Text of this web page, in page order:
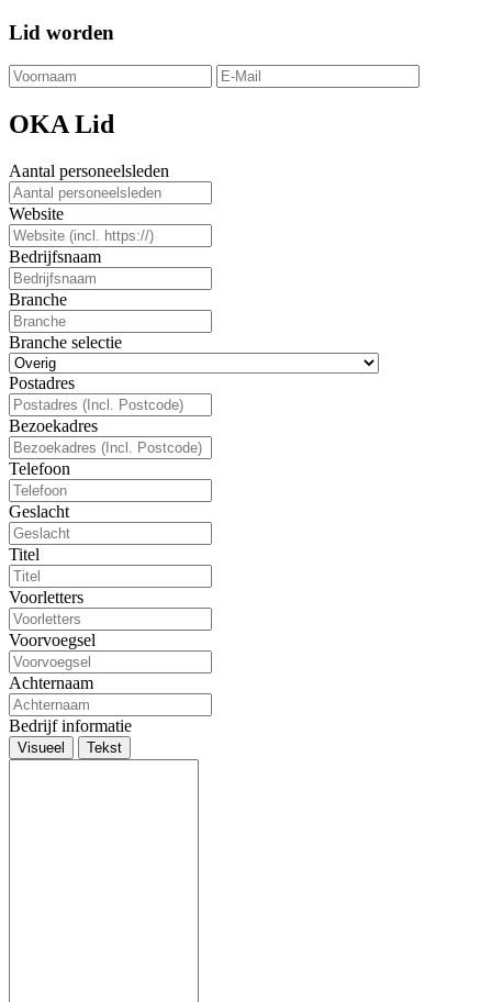
Lid worden
OKA Lid
Aantal personeelsleden
Website
Bedrijfsnaam
Branche
Branche selectie
Postadres
Bezoekadres
Telefoon
Geslacht
Titel
Voorletters
Voorvoegsel
Achternaam
Bedrijf informatie
Visueel Tekst